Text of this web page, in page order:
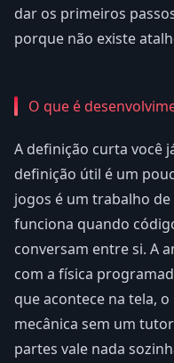
dar os primeiros
porque não existe
O que é
A definição curta você
definição útil é um
jogos é um trabalho
funciona quando
conversam entre si. A
com a física
que acontece na tela,
mecânica sem um
partes vale nada